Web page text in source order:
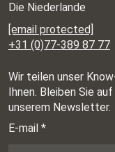
Die Niederlande
[email protected]
+31 (0)77-389 87 77